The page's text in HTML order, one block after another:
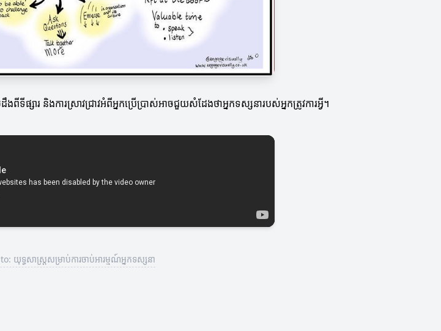
សារ និងការស្រាវជ្រាវអំពីអ្នកប្រើប្រាស់អាចជួយសំដែងថាអ្នកទស្សនារបស់អ្នកត្រូវការអ្វី។
ទ្ធសាស្ត្រសម្រាប់ការចាប់អារម្មណ៍អ្នកទស្សនា